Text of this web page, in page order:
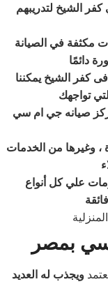
الشيخ لتدريبهم
مكثفة في الصيانة
دائمًا
كفر الشيخ يمكننا
تواجهك
صيانه جي ام سي
، وغيرها من الخدمات
علي كل أنواع
سي بمصر
ويجذب له العديد